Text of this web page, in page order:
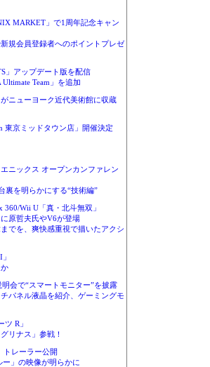
MARKET」で1周年記念キャン
規会員登録者へのポイントプレゼ
」アップデート版を配信
Team」を追加
ニューヨーク近代美術館に収蔵
東京ミッドタウン店」開催決定
ニックス オープンカンファレン
裏を明らかにする“技術編”
360/Wii U「真・北斗無双」
原哲夫氏やV6が登場
でを、爽快感重視で描いたアクシ
会で“スマートモニター”を披露
パネル液晶を紹介、ゲーミングモ
R」
リナス」参戦！
トレーラー公開
ー」の映像が明らかに